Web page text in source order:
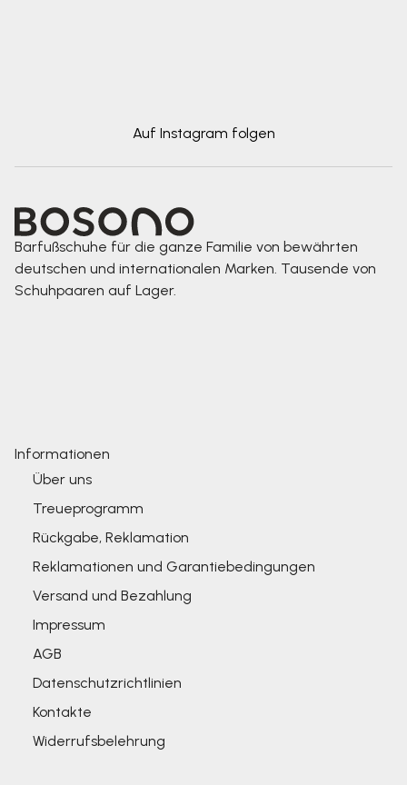
Auf Instagram folgen
Barfußschuhe für die ganze Familie von bewährten
deutschen und internationalen Marken. Tausende von
Schuhpaaren auf Lager.
Informationen
Über uns
Treueprogramm
Rückgabe, Reklamation
Reklamationen und Garantiebedingungen
Versand und Bezahlung
Impressum
AGB
Datenschutzrichtlinien
Kontakte
Widerrufsbelehrung